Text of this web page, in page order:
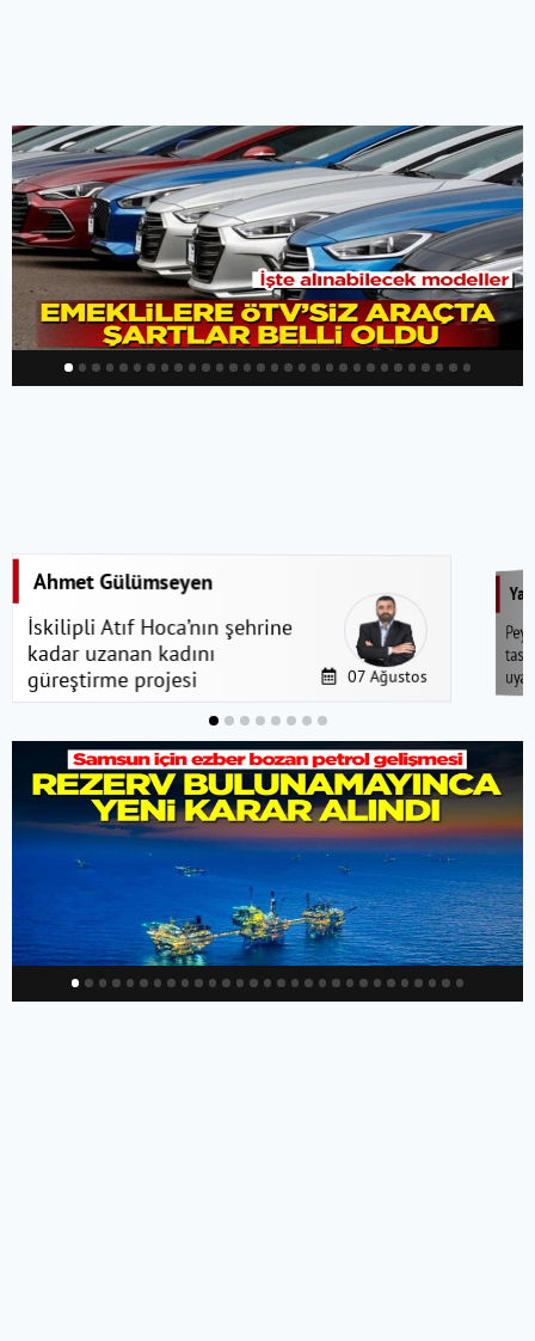
Ahmet Gülümseyen
İskilipli Atıf Hoca’nın şehrine
kadar uzanan kadını
güreştirme projesi 07 Ağustos